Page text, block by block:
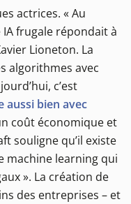
actrices. « Au
frugale répondait à
Lioneton. La
algorithmes avec
c’est
aussi bien avec
coût économique et
souligne qu’il existe
machine learning qui
». La création de
des entreprises – et